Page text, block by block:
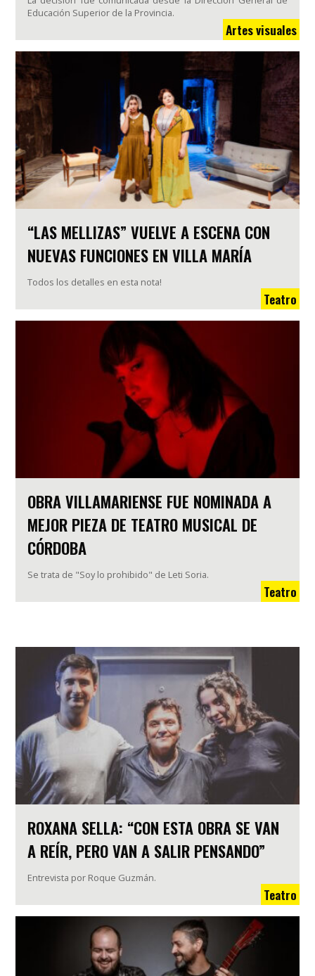
Educación Superior de la Provincia.
Artes visuales
“LAS MELLIZAS” VUELVE A ESCENA CON
NUEVAS FUNCIONES EN VILLA MARÍA
Todos los detalles en esta nota!
Teatro
OBRA VILLAMARIENSE FUE NOMINADA A
MEJOR PIEZA DE TEATRO MUSICAL DE
CÓRDOBA
Se trata de "Soy lo prohibido" de Leti Soria.
Teatro
ROXANA SELLA: “CON ESTA OBRA SE VAN
A REÍR, PERO VAN A SALIR PENSANDO”
Entrevista por Roque Guzmán.
Teatro